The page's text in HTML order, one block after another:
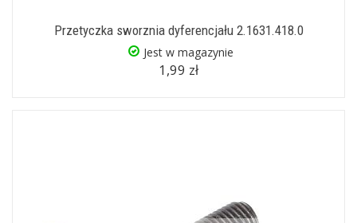
Przetyczka sworznia dyferencjału 2.1631.418.0
Jest w magazynie
1,99 zł